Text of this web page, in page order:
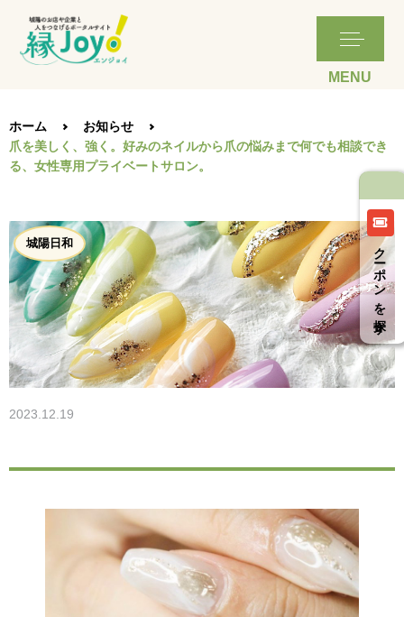
クーポンを探す
ホーム
お知らせ
爪を美しく、強く。好みのネイルから爪の悩みまで何でも相談でき
る、女性専用プライベートサロン。
城陽日和
2023.12.19